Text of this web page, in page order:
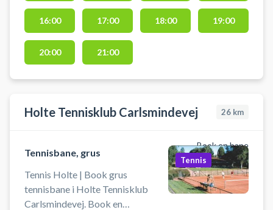
ved tennisklubben. Medbring selv
ketcher og bolde. Banen kan
afbestilles indtil 2 timer før
reservationens starttidspunkt.
16:00 17:00 18:00 19:00
20:00 21:00
Holte Tennisklub Carlsmindevej 26 km
Book en bane
Tennisbane, grus
Tennis Holte | Book grus
tennisbane i Holte Tennisklub
Carlsmindevej. Book en
Tennis